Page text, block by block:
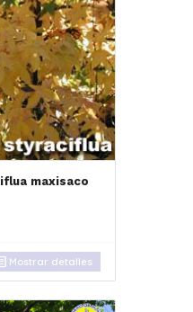
maxisaco
Mostrar detalles